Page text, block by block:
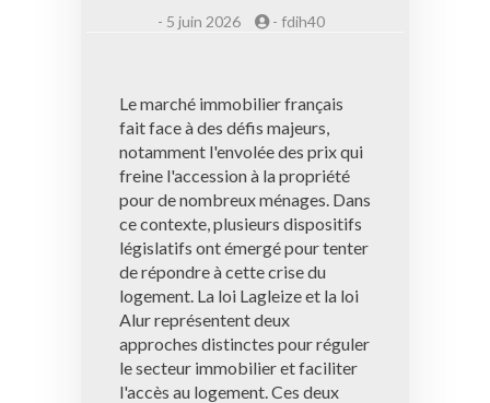
- 5 juin 2026 - fdih40
Le marché immobilier français
fait face à des défis majeurs,
notamment l'envolée des prix qui
freine l'accession à la propriété
pour de nombreux ménages. Dans
ce contexte, plusieurs dispositifs
législatifs ont émergé pour tenter
de répondre à cette crise du
logement. La loi Lagleize et la loi
Alur représentent deux
approches distinctes pour réguler
le secteur immobilier et faciliter
l'accès au logement. Ces deux